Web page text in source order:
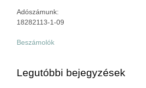
Adószámunk:
18282113-1-09
Beszámolók
Legutóbbi bejegyzések